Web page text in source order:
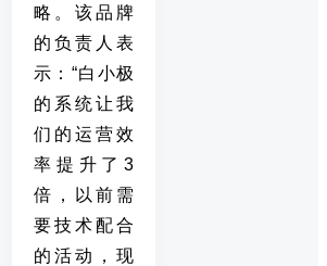
略。该品牌
的负责人表
示：“白小极
的系统让我
们的运营效
率提升了3
倍，以前需
要技术配合
的活动，现